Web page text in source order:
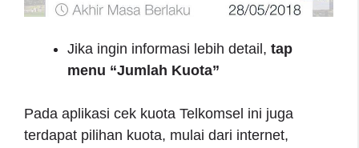
Jika ingin informasi lebih detail, tap
menu “Jumlah Kuota”
Pada aplikasi cek kuota Telkomsel ini juga
terdapat pilihan kuota, mulai dari internet,